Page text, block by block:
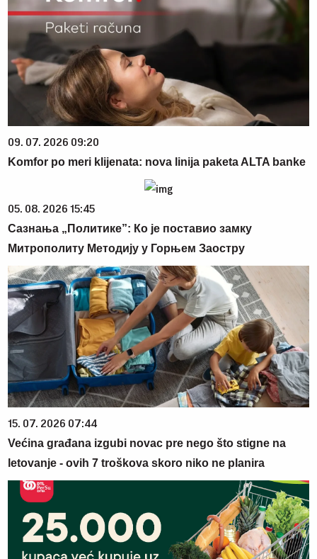
09. 07. 2026 09:20
Komfor po meri klijenata: nova linija paketa ALTA banke
05. 08. 2026 15:45
Сазнања „Политике”: Ко је поставио замку
Митрополиту Методију у Горњем Заостру
15. 07. 2026 07:44
Većina građana izgubi novac pre nego što stigne na
letovanje - ovih 7 troškova skoro niko ne planira